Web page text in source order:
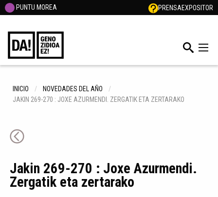
PUNTU MOREA PRENSAEXPOSITOR
INICIO
NOVEDADES DEL AÑO
JAKIN 269-270 : JOXE AZURMENDI. ZERGATIK ETA ZERTARAKO
Jakin 269-270 : Joxe Azurmendi.
Zergatik eta zertarako